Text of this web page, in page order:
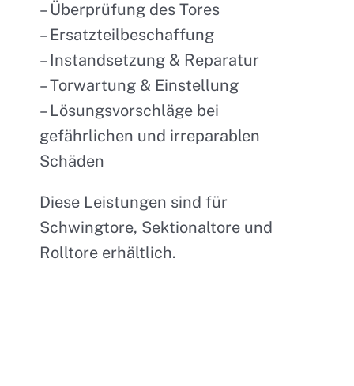
– Überprüfung des Tores
– Ersatzteilbeschaffung
– Instandsetzung & Reparatur
– Torwartung & Einstellung
– Lösungsvorschläge bei
gefährlichen und irreparablen
Schäden
Diese Leistungen sind für
Schwingtore, Sektionaltore und
Rolltore erhältlich.